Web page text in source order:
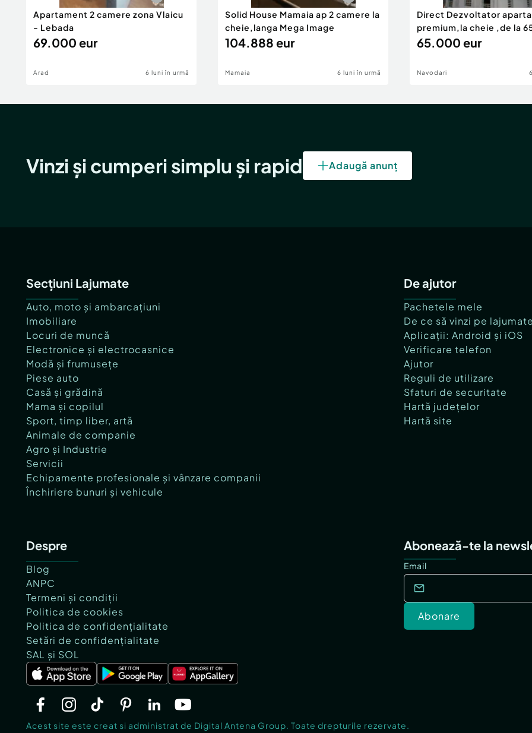
Apartament 2 camere zona Vlaicu
- Lebada
69.000 eur
Arad 6 luni în urmă
Solid House Mamaia ap 2 camere la
cheie,langa Mega Image
104.888 eur
Mamaia 6 luni în urmă
Direct Dezvoltator
premium,la cheie ,de la
eur
65.000 eur
Navodari
Vinzi și cumperi simplu și rapid Adaugă anunț
Secțiuni Lajumate
Auto, moto și ambarcațiuni
Imobiliare
Locuri de muncă
Electronice și electrocasnice
Modă și frumusețe
Piese auto
Casă și grădină
Mama și copilul
Sport, timp liber, artă
Animale de companie
Agro și Industrie
Servicii
Echipamente profesionale și vânzare companii
Închiriere bunuri și vehicule
De ajutor
Pachetele mele
De ce să vinzi pe
Aplicații: Android și iOS
Verificare telefon
Ajutor
Reguli de utilizare
Sfaturi de securitate
Hartă județelor
Hartă site
Despre
Blog
ANPC
Termeni și condiții
Politica de cookies
Politica de confidențialitate
Setări de confidențialitate
SAL și SOL
Abonează-te la
Email
Abonare
Acest site este creat si administrat de Digital Antena Group. Toate drepturile rezervate.